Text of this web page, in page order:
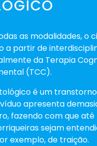
as modalidades, o
a partir de
da Terapia
(TCC).
é um
apresenta
fazendo com que
sejam
exemplo, de traição.